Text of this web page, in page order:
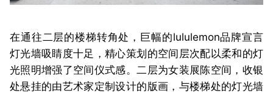
在通往二层的楼梯转角处，巨幅的lululemon品牌宣言
灯光墙吸睛度十足，精心策划的空间层次配以柔和的灯
光照明增强了空间仪式感。二层为女装展陈空间，收银
处悬挂的由艺术家定制设计的版画，与楼梯处的灯光墙